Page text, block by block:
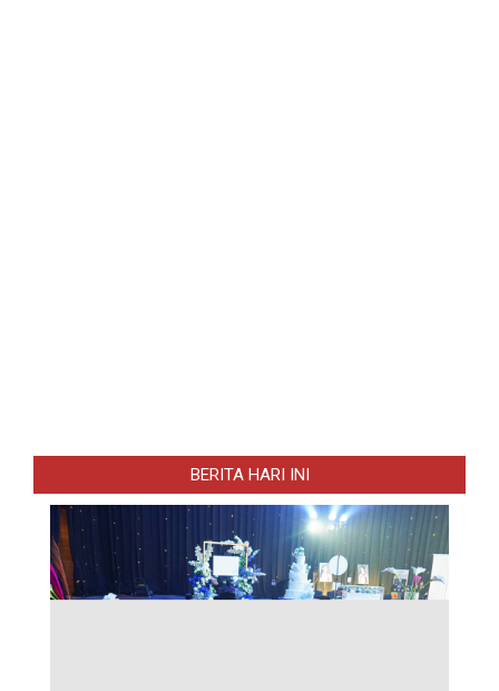
BERITA HARI INI